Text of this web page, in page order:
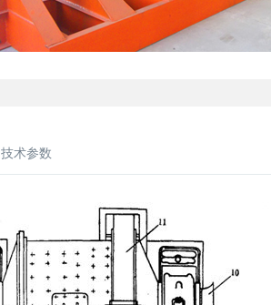
技术参数